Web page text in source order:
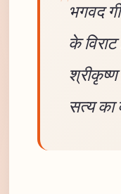
भगवद
के
सत्य का